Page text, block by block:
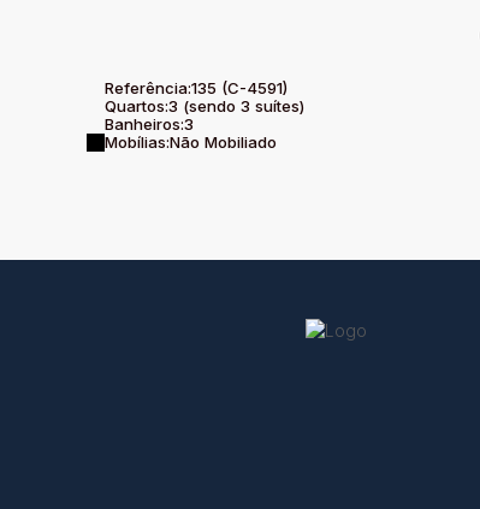
Referência:135 (C-4591)
Quartos:3 (sendo 3 suítes)
Banheiros:3
Mobílias:Não Mobiliado